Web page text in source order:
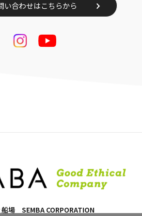
い合わせはこちらから
場 SEMBA CORPORATION